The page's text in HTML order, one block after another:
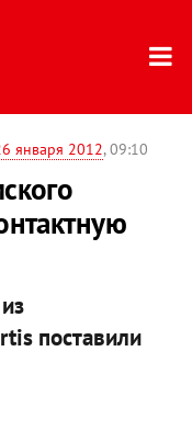
января 2012, 09:10
поставили